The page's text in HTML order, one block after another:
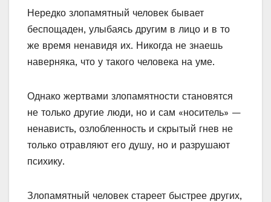
Нередко злопамятный человек бывает
беспощаден, улыбаясь другим в лицо и в то
же время ненавидя их. Никогда не знаешь
наверняка, что у такого человека на уме.
Однако жертвами злопамятности становятся
не только другие люди, но и сам «носитель» —
ненависть, озлобленность и скрытый гнев не
только отравляют его душу, но и разрушают
психику.
Злопамятный человек стареет быстрее других,